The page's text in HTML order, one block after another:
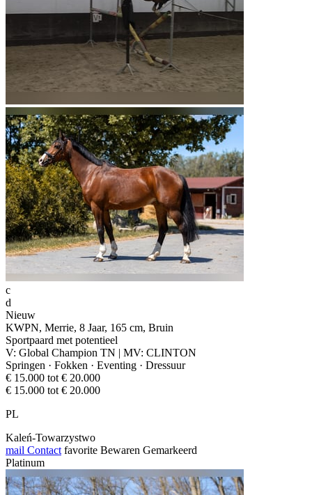
c
d
Nieuw
KWPN, Merrie, 8 Jaar, 165 cm, Bruin
Sportpaard met potentieel
V: Global Champion TN | MV: CLINTON
Springen · Fokken · Eventing · Dressuur
€ 15.000 tot € 20.000
€ 15.000 tot € 20.000
PL
Kaleń-Towarzystwo
mail Contact favorite Bewaren Gemarkeerd
Platinum